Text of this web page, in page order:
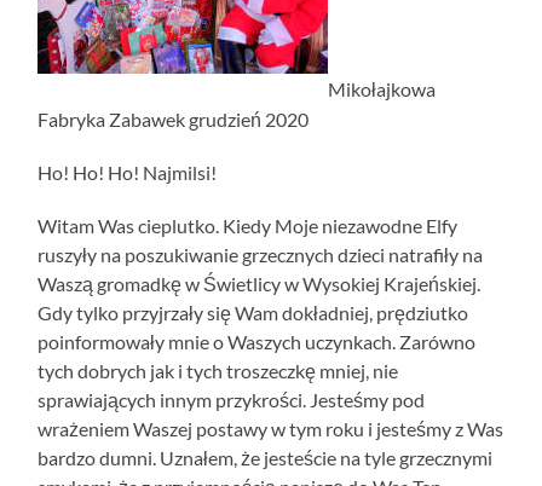
Mikołajkowa
Fabryka Zabawek grudzień 2020
Ho! Ho! Ho! Najmilsi!
Witam Was cieplutko. Kiedy Moje niezawodne Elfy
ruszyły na poszukiwanie grzecznych dzieci natrafiły na
Waszą gromadkę w Świetlicy w Wysokiej Krajeńskiej.
Gdy tylko przyjrzały się Wam dokładniej, prędziutko
poinformowały mnie o Waszych uczynkach. Zarówno
tych dobrych jak i tych troszeczkę mniej, nie
sprawiających innym przykrości. Jesteśmy pod
wrażeniem Waszej postawy w tym roku i jesteśmy z Was
bardzo dumni. Uznałem, że jesteście na tyle grzecznymi